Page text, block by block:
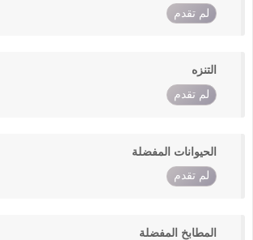
لم تقدم
التنزه
لم تقدم
الحيوانات المفضلة
لم تقدم
المطابخ المفضلة